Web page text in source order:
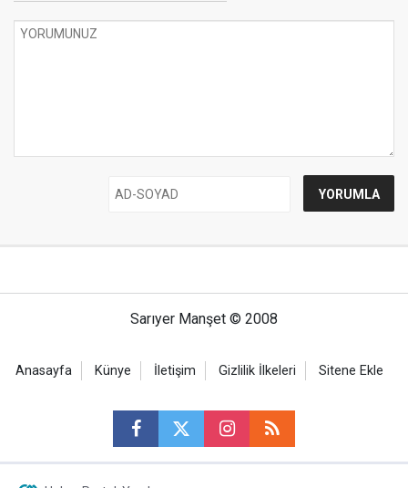
Sarıyer Manşet © 2008
Anasayfa Künye İletişim Gizlilik İlkeleri Sitene Ekle